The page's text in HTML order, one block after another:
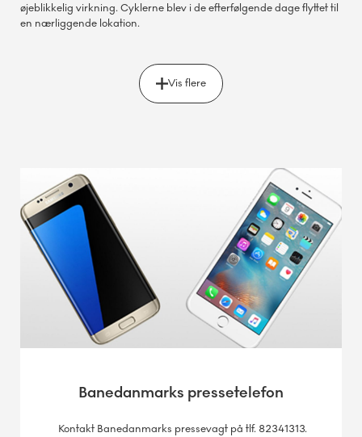
øjeblikkelig virkning. Cyklerne blev i de efterfølgende dage flyttet til
en nærliggende lokation.
Vis flere
Banedanmarks pressetelefon
Kontakt Banedanmarks pressevagt på tlf. 82341313.